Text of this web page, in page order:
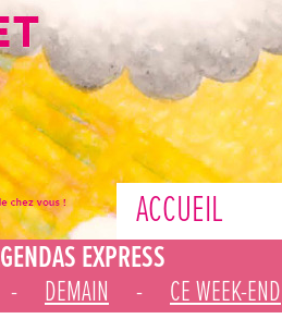
ACCUEIL
EXPRESS
- DEMAIN - CE WEEK-END